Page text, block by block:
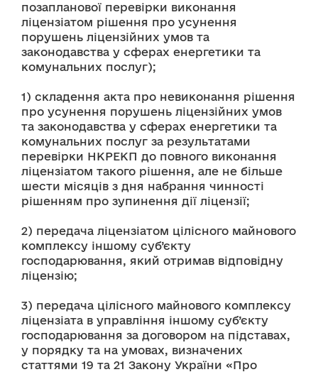
позапланової перевірки виконання
ліцензіатом рішення про усунення
порушень ліцензійних умов та
законодавства у сферах енергетики та
комунальних послуг);
1) складення акта про невиконання рішення
про усунення порушень ліцензійних умов
та законодавства у сферах енергетики та
комунальних послуг за результатами
перевірки НКРЕКП до повного виконання
ліцензіатом такого рішення, але не більше
шести місяців з дня набрання чинності
рішенням про зупинення дії ліцензії;
2) передача ліцензіатом цілісного майнового
комплексу іншому суб’єкту
господарювання, який отримав відповідну
ліцензію;
3) передача цілісного майнового комплексу
ліцензіата в управління іншому суб’єкту
господарювання за договором на підставах,
у порядку та на умовах, визначених
статтями 19 та 21 Закону України «Про